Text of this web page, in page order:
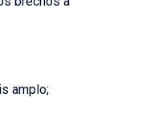
amplo;